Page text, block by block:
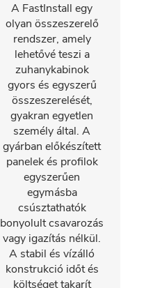
A FastInstall egy
olyan összeszerelő
rendszer, amely
lehetővé teszi a
zuhanykabinok
gyors és egyszerű
összeszerelését,
gyakran egyetlen
személy által. A
gyárban előkészített
panelek és profilok
egyszerűen
egymásba
csúsztathatók
bonyolult csavarozás
vagy igazítás nélkül.
A stabil és vízálló
konstrukció időt és
költséget takarít